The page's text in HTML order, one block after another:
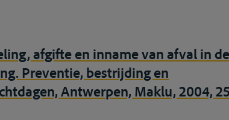
afgifte en inname van afval in
Preventie, bestrijding en
Antwerpen, Maklu, 2004,